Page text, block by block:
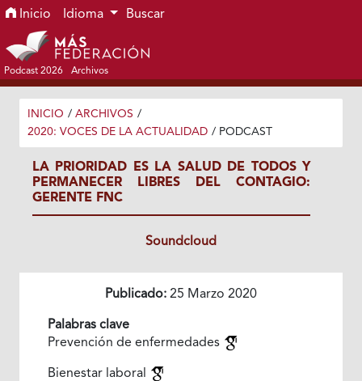
Ir al menú de navegación principal
Ir al contenido principal
Ir al pie de página del sitio
Inicio Idioma Buscar
Podcast 2026 Archivos
INICIO / ARCHIVOS /
2020: VOCES DE LA ACTUALIDAD / PODCAST
LA PRIORIDAD ES LA SALUD DE TODOS Y
PERMANECER LIBRES DEL CONTAGIO:
GERENTE FNC
Soundcloud
Publicado: 25 Marzo 2020
Palabras clave
Prevención de enfermedades
Bienestar laboral